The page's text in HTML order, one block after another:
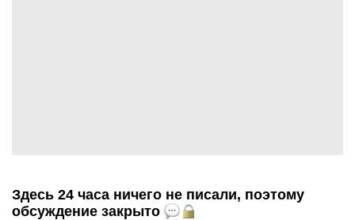
Здесь 24 часа ничего не писали, поэтому
обсуждение закрыто